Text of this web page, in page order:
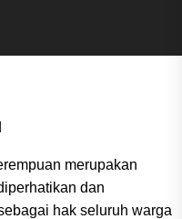
merupakan
dan
hak seluruh warga